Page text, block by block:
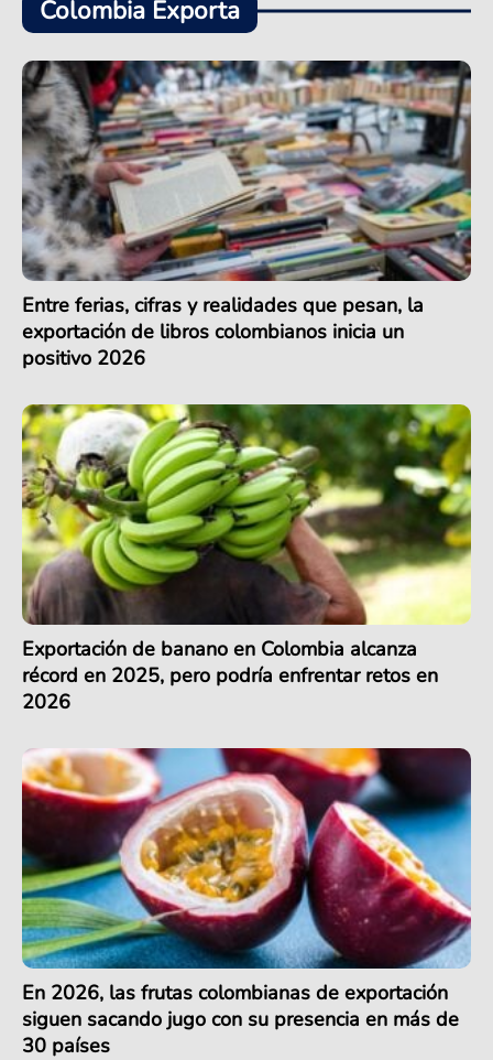
Colombia Exporta
Entre ferias, cifras y realidades que pesan, la
exportación de libros colombianos inicia un
positivo 2026
Exportación de banano en Colombia alcanza
récord en 2025, pero podría enfrentar retos en
2026
En 2026, las frutas colombianas de exportación
siguen sacando jugo con su presencia en más de
30 países